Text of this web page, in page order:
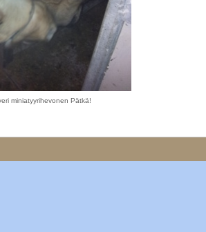
miniatyyrihevonen Pätkä!